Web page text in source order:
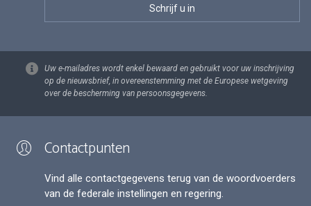
Uw e-mailadres wordt enkel bewaard en gebruikt voor uw inschrijving
op de nieuwsbrief, in overeenstemming met de Europese wetgeving
over de bescherming van persoonsgegevens.
Contactpunten
Vind alle contactgegevens terug van de woordvoerders
van de federale instellingen en regering.